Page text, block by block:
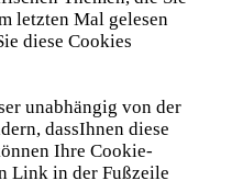
letzten Mal gelesen
diese Cookies
unabhängig von der
dassIhnen diese
Ihre Cookie-
Link in der Fußzeile